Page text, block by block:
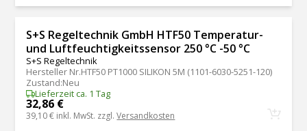
S+S Regeltechnik GmbH HTF50 Temperatur-
und Luftfeuchtigkeitssensor 250 °C -50 °C
S+S Regeltechnik
Hersteller Nr.HTF50 PT1000 SILIKON 5M (1101-6030-5251-120)
Zustand:Neu
Lieferzeit ca. 1 Tag
32,86 €
39,10 € inkl. MwSt. zzgl.Versandkosten